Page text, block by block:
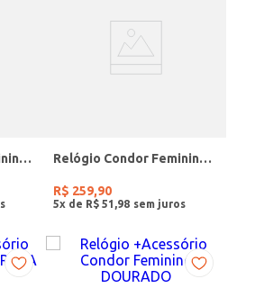
Relógio Condor Feminino PRATA Relógio Condor Feminino DOURADO
R$ 259,90
5x de R$ 51 98